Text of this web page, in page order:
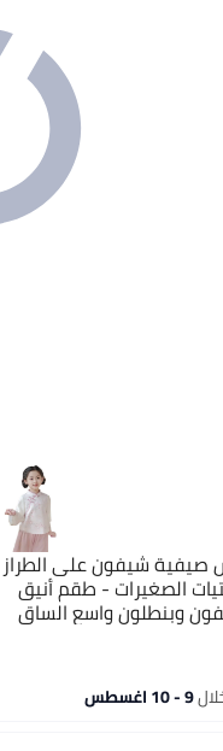
صيفية شيفون على الطراز
الصغيرات - طقم أنيق
وبنطلون واسع الساق
9 - 10 اغسطس